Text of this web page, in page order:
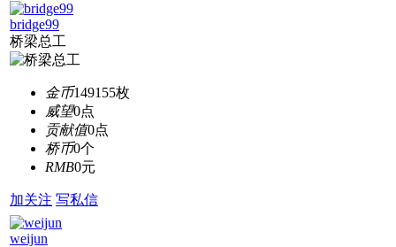
bridge99
桥梁总工
金币149155枚
威望0点
贡献值0点
桥币0个
RMB0元
加关注 写私信
weijun